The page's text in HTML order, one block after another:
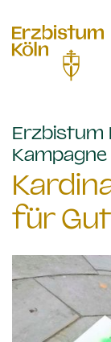
Erzbistum
Kampagne:
für